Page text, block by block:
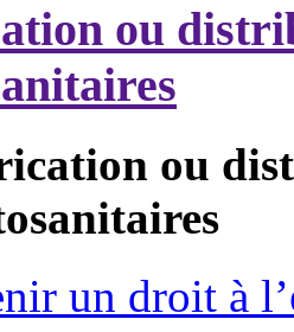
ou
ou
un droit à